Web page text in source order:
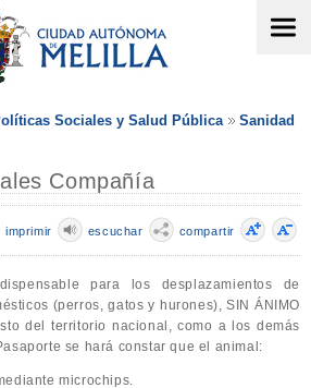
Sociales y Salud Pública
Sanidad
Compañía
compartir
escuchar
imprimir
para los desplazamientos de
(perros, gatos y hurones), SIN ÁNIMO
del territorio nacional, como a los demás
se hará constar que el animal:
microchips.